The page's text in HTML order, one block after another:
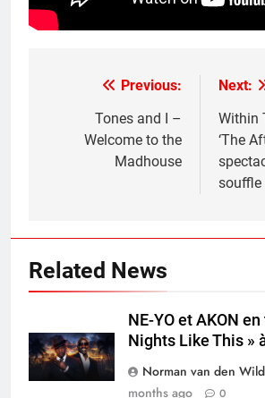
navigation
Previous:
Tones and I –
Welcome to the
Madhouse
Next:
Within
‘The
souffle
Related News
NE-YO et AKON
Nights Like This »
Norman van den
months ago
0